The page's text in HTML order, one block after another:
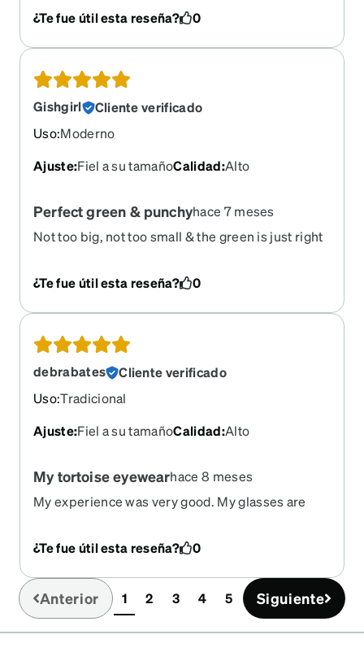
¿Te fue útil esta reseña?
0
Gishgirl
Cliente verificado
Uso:Moderno
Ajuste:Fiel a su tamañoCalidad:Alto
Perfect green & punchyhace 7 meses
Not too big, not too small & the green is just right
¿Te fue útil esta reseña? 0
debrabates
Cliente verificado
Uso:Tradicional
Ajuste:Fiel a su tamañoCalidad:Alto
My tortoise eyewearhace 8 meses
My experience was very good. My glasses are
¿Te fue útil esta reseña?
0
Anterior 1(current)
2 3 4 5 Siguiente